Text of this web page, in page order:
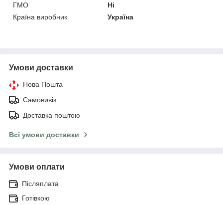
ГМО
Ні
Країна виробник
Україна
Умови доставки
Нова Пошта
Самовивіз
Доставка поштою
Всі умови доставки
Умови оплати
Післяплата
Готівкою